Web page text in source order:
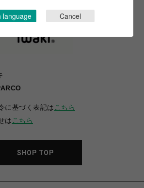
に基づく表記は こちら
は こちら
SHOP TOP
language Cancel